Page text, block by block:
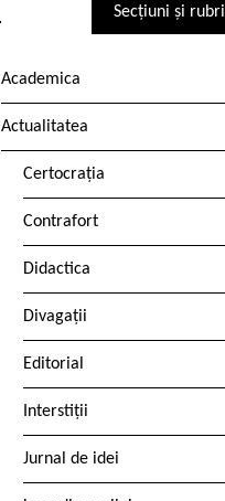
Secțiuni și
Academica
Actualitatea
Certocrația
Contrafort
Didactica
Divagații
Editorial
Interstiții
Jurnal de idei